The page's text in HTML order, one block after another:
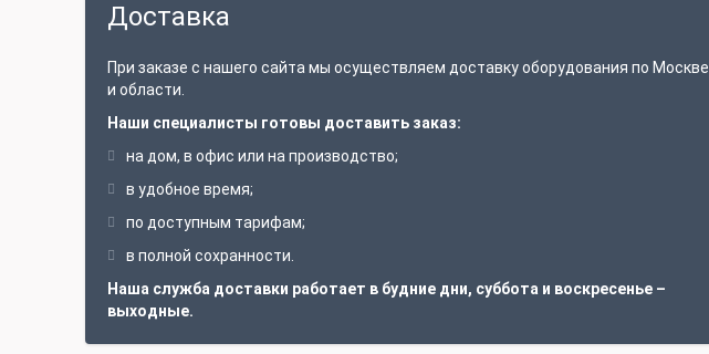
Доставка
При заказе с нашего сайта мы осуществляем доставку оборудования по Москве
и области.
Наши специалисты готовы доставить заказ:
на дом, в офис или на производство;
в удобное время;
по доступным тарифам;
в полной сохранности.
Наша служба доставки работает в будние дни, суббота и воскресенье –
выходные.